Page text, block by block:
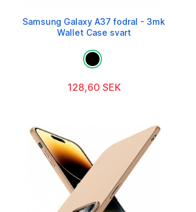
Samsung Galaxy A37 fodral - 3mk
Wallet Case svart
128,60 SEK